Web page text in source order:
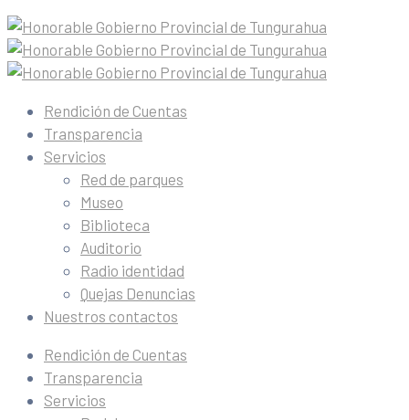
Rendición de Cuentas
Transparencia
Servicios
Red de parques
Museo
Biblioteca
Auditorio
Radio identidad
Quejas Denuncias
Nuestros contactos
Rendición de Cuentas
Transparencia
Servicios